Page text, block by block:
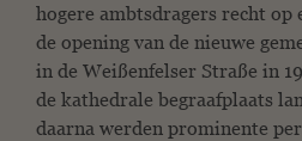
hogere ambtsdragers recht op
de opening van de nieuwe
in de Weißenfelser Straße in
de kathedrale begraafplaats
daarna werden prominente